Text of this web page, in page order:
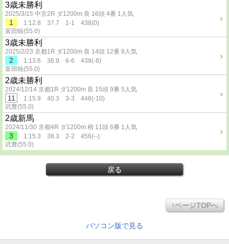
3歳未勝利
2025/3/15 中京2R ダ1200m 良 16頭 4番 1人気
1
1:12.8 37.7 1-1 438(0)
富田暁(55.0)
3歳未勝利
2025/2/23 京都1R ダ1200m 良 14頭 12番 8人気
2
1:13.6 36.9 6-6 438(-8)
富田暁(55.0)
2歳未勝利
2024/12/14 京都1R ダ1200m 良 15頭 9番 5人気
11
1:15.9 40.3 3-3 446(-10)
武豊(55.0)
2歳新馬
2024/11/30 京都4R ダ1200m 稍 11頭 6番 1人気
3
1:15.3 38.3 2-2 456(--)
武豊(55.0)
戻る
↑ページTOPへ
パソコン版で見る